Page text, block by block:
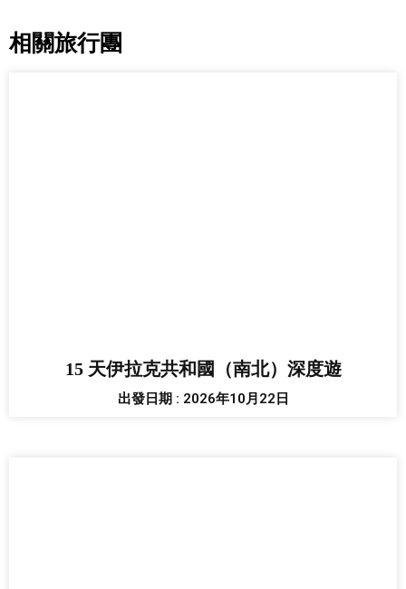
相關旅行團
15 天伊拉克共和國（南北）深度遊
出發日期 : 2026年10月22日